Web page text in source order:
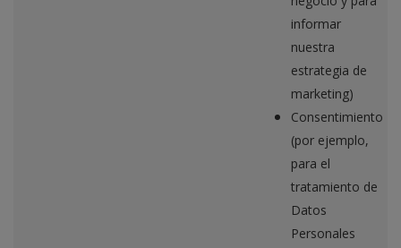
informar
nuestra
estrategia de
marketing)
Consentimiento
(por ejemplo,
para el
tratamiento de
Datos
Personales